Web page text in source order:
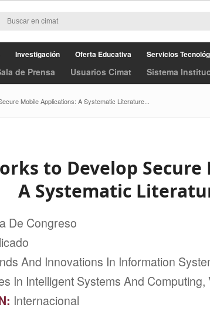
Investigación Oferta Educativa Servicios
de Prensa Usuarios Cimat Sistema
Mobile Applications: A Systematic Literature...
to Develop
A Systematic
De Congreso
And Innovations In Information
In Intelligent Systems And
Internacional